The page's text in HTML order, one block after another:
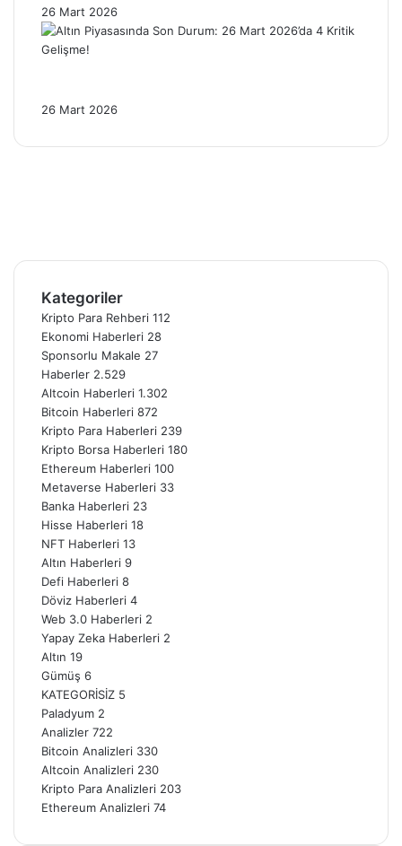
26 Mart 2026
26 Mart 2026
Kategoriler
Kripto Para Rehberi 112
Ekonomi Haberleri 28
Sponsorlu Makale 27
Haberler 2.529
Altcoin Haberleri 1.302
Bitcoin Haberleri 872
Kripto Para Haberleri 239
Kripto Borsa Haberleri 180
Ethereum Haberleri 100
Metaverse Haberleri 33
Banka Haberleri 23
Hisse Haberleri 18
NFT Haberleri 13
Altın Haberleri 9
Defi Haberleri 8
Döviz Haberleri 4
Web 3.0 Haberleri 2
Yapay Zeka Haberleri 2
Altın 19
Gümüş 6
KATEGORİSİZ 5
Paladyum 2
Analizler 722
Bitcoin Analizleri 330
Altcoin Analizleri 230
Kripto Para Analizleri 203
Ethereum Analizleri 74